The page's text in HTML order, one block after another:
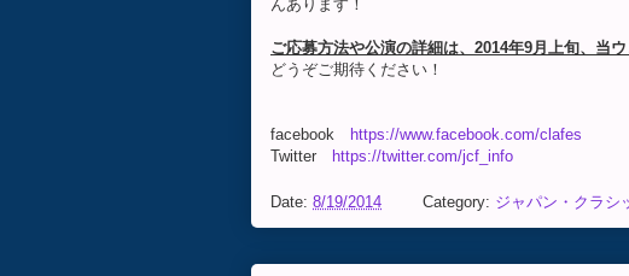
んあります！
ご応募方法や公演の詳細は、2014年9月上旬、当
どうぞご期待ください！
facebook https://www.facebook.com/clafes
Twitter https://twitter.com/jcf_info
Date: 8/19/2014 Category: ジャパン・クラシ